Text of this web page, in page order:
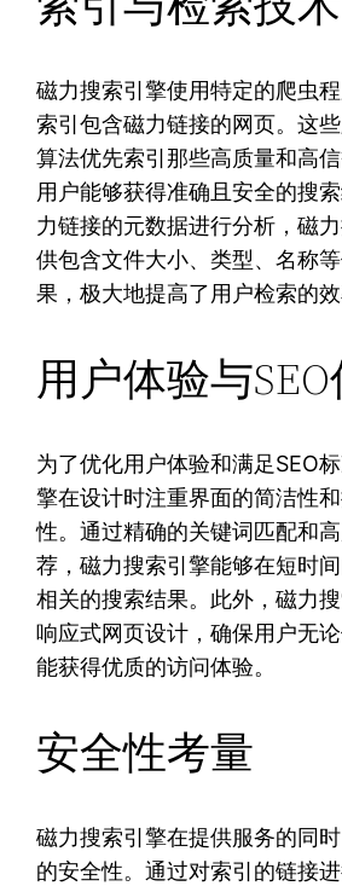
磁力搜索引擎使用特定的爬虫
索引包含磁力链接的网页。这
算法优先索引那些高质量和高
用户能够获得准确且安全的搜
力链接的元数据进行分析，磁
供包含文件大小、类型、名称
果，极大地提高了用户检索的效
用户体验与
为了优化用户体验和满足SEO
擎在设计时注重界面的简洁性
性。通过精确的关键词匹配和
荐，磁力搜索引擎能够在短时
相关的搜索结果。此外，磁力
响应式网页设计，确保用户无
能获得优质的访问体验。
安全性考量
磁力搜索引擎在提供服务的同
的安全性。通过对索引的链接